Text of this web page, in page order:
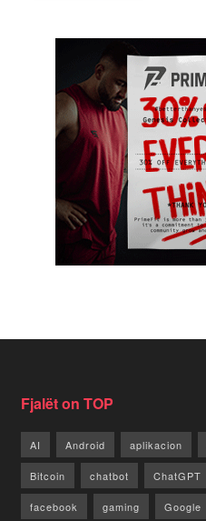
Fjalët on TOP
AI Android aplikacion
Bitcoin chatbot ChatGPT
facebook gaming Google